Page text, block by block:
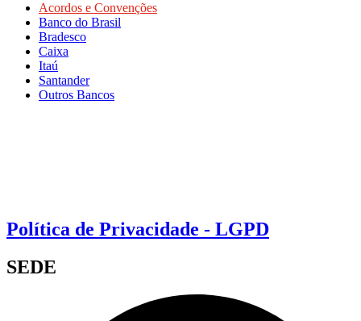
Acordos e Convenções
Banco do Brasil
Bradesco
Caixa
Itaú
Santander
Outros Bancos
Política de Privacidade - LGPD
SEDE